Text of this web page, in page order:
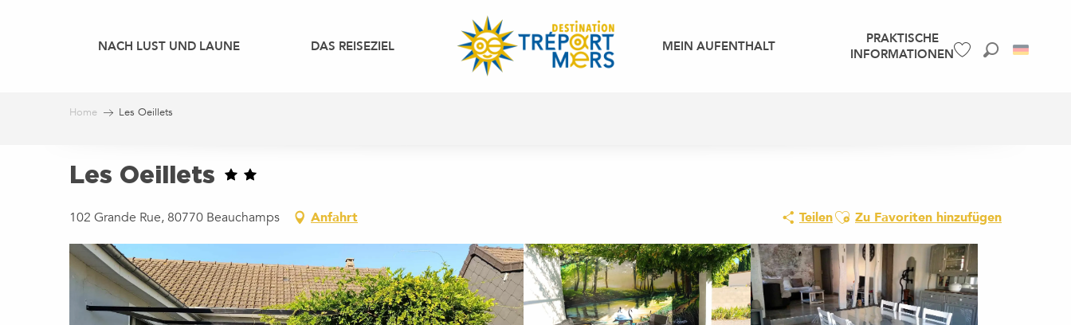
NACH LUST UND LAUNE DAS REISEZIEL MEIN AUFENTHALT
PRAKTISCHE
INFORMATIONEN
Home Les Oeillets
Les Oeillets
102 Grande Rue, 80770 Beauchamps Anfahrt TeilenAjouter aux favoris
Zu Favoriten hinzufügen